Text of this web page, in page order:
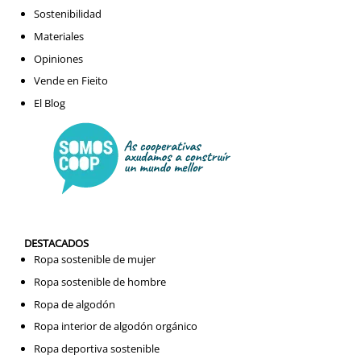
Sostenibilidad
Materiales
Opiniones
Vende en Fieito
El Blog
DESTACADOS
Ropa sostenible de mujer
Ropa sostenible de hombre
Ropa de algodón
Ropa interior de algodón orgánico
Ropa deportiva sostenible